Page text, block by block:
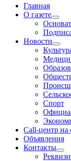
Главная
О газете
Новости
Спорт
Call-центр на
Объявления
Контакты